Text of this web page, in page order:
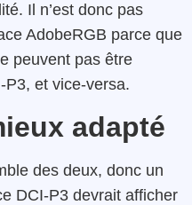
Il n’est donc pas
AdobeRGB parce que
peuvent pas être
P3, et vice-versa.
adapté
des deux, donc un
DCI-P3 devrait afficher